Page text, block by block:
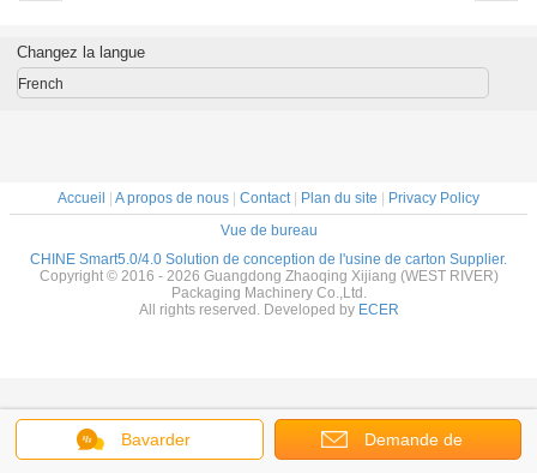
Bavarder Demande de
Changez la langue
French
Accueil A propos de nous Contact| Plan du site
Privacy Policy
Vue de bureau
CHINE Smart5.0/4.0 Solution de conception de l'usine de carton Supplier.
Copyright © 2016 - 2026 Guangdong Zhaoqing Xijiang (WEST RIVER)
Packaging Machinery Co.,Ltd.
All rights reserved. Developed by ECER